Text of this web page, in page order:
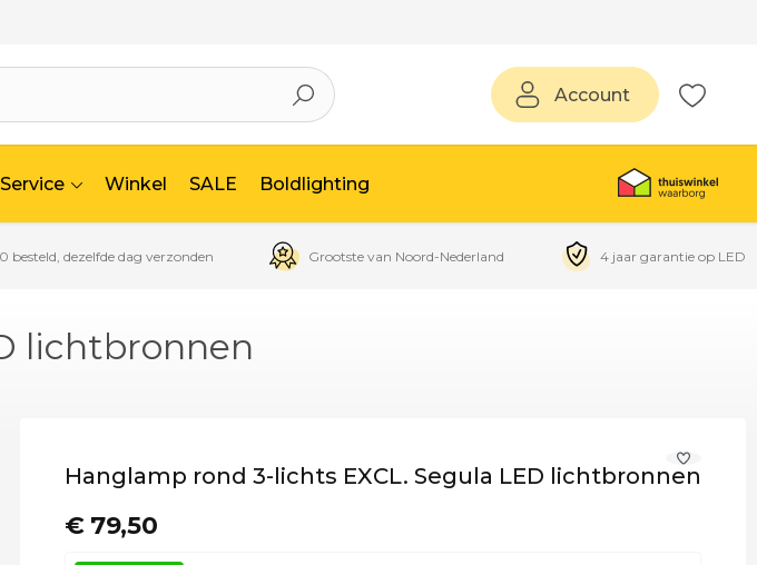
Linkedin
Account
Service Winkel SALE Boldlighting
besteld, dezelfde dag verzonden Grootste van Noord-Nederland 4 jaar garantie op LED
lichtbronnen
Hanglamp rond 3-lichts EXCL. Segula LED lichtbronnen
€ 79,50